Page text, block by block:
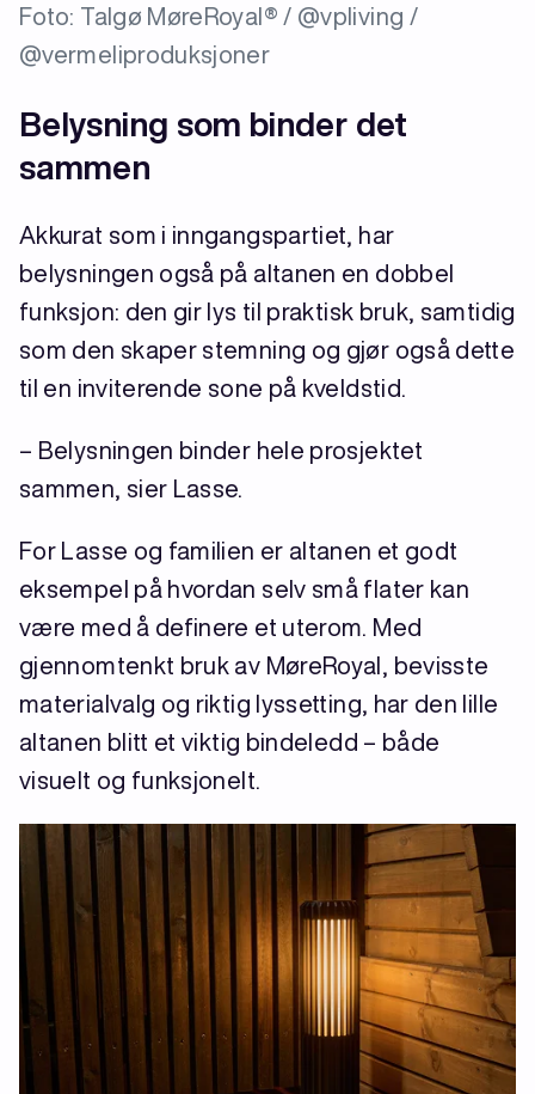
Foto: Talgø MøreRoyal® / @vpliving /
@vermeliproduksjoner
Belysning som binder det
sammen
Akkurat som i inngangspartiet, har
belysningen også på altanen en dobbel
funksjon: den gir lys til praktisk bruk, samtidig
som den skaper stemning og gjør også dette
til en inviterende sone på kveldstid.
– Belysningen binder hele prosjektet
sammen, sier Lasse.
For Lasse og familien er altanen et godt
eksempel på hvordan selv små flater kan
være med å definere et uterom. Med
gjennomtenkt bruk av MøreRoyal, bevisste
materialvalg og riktig lyssetting, har den lille
altanen blitt et viktig bindeledd – både
visuelt og funksjonelt.